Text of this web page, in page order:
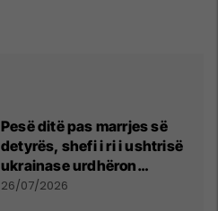
Pesë ditë pas marrjes së
detyrës, shefi i ri i ushtrisë
ukrainase urdhëron
kontroll të madh
26/07/2026